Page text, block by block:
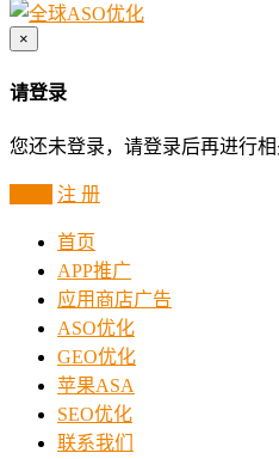
×
请登录
您还未登录，请登录后再进行相
注 册
首页
APP推广
应用商店广告
ASO优化
GEO优化
苹果ASA
SEO优化
联系我们